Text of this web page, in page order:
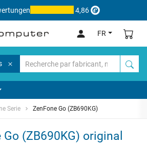
4,86
FR
Serie ZenFone Go (ZB690KG)
(ZB690KG) original